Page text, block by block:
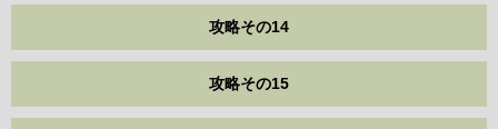
攻略その14
攻略その15